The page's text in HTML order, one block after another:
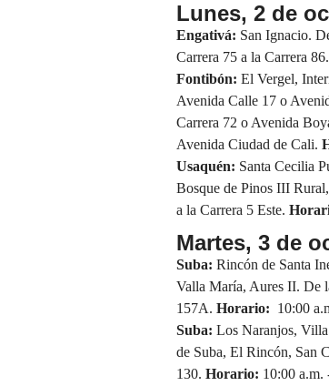
Lunes, 2 de
Engativá: San Ignacio.
Carrera 75 a la Carrera 86.
Fontibón: El Vergel,
Avenida Calle 17 o
Carrera 72 o Avenida
Avenida Ciudad de Cali.
Usaquén: Santa Cecilia
Bosque de Pinos III
a la Carrera 5 Este.
Martes, 3 de
Suba: Rincón de Santa
Valla María, Aures II. De
157A. Horario: 10:00
Suba: Los Naranjos,
de Suba, El Rincón, San
130. Horario: 10:00 a.m.